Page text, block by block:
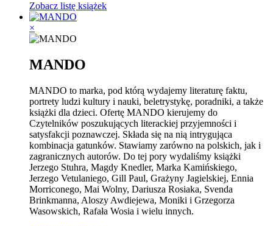
Zobacz listę książek
×
MANDO
MANDO to marka, pod którą wydajemy literaturę faktu,
portrety ludzi kultury i nauki, beletrystykę, poradniki, a także
książki dla dzieci. Ofertę MANDO kierujemy do
Czytelników poszukujących literackiej przyjemności i
satysfakcji poznawczej. Składa się na nią intrygująca
kombinacja gatunków. Stawiamy zarówno na polskich, jak i
zagranicznych autorów. Do tej pory wydaliśmy książki
Jerzego Stuhra, Magdy Knedler, Marka Kamińskiego,
Jerzego Vetulaniego, Gill Paul, Grażyny Jagielskiej, Ennia
Morriconego, Mai Wolny, Dariusza Rosiaka, Svenda
Brinkmanna, Aloszy Awdiejewa, Moniki i Grzegorza
Wasowskich, Rafała Wosia i wielu innych.